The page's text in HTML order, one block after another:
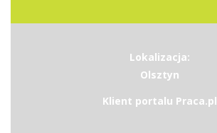
Lokalizacja:
Olsztyn
Klient portalu Praca.pl